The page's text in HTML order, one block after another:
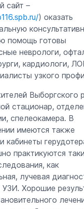
сайт –
) оказать
помощь готовы
неврологи,
кардиологи,
узкого
Выборгского
стационар,
спелеокамера. В
имеются также
кабинеты
практикуются
как
лучевая
УЗИ. Хорошие